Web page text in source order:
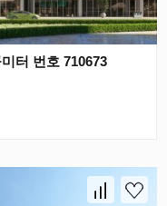
터 번호 710673